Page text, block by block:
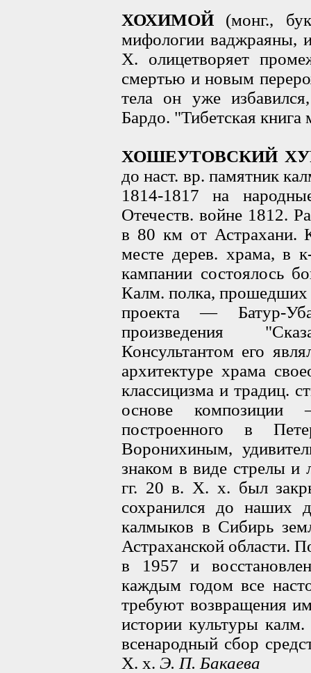
ХОХИМОЙ (монг.,
мифологии ваджраяны,
X. олицетворяет
смертью и новым
тела он уже
Бардо. "Тибетская
ХОШЕУТОВСКИЙ
до наст. вр. памятник
1814-1817 на
Отечеств. войне 1812.
в 80 км от Астрахани.
месте дерев. храма, в
кампании состоялось
Калм. полка, прошедших
проекта — Батур-
произведения
Консультантом его
архитектуре храма
классицизма и традиц.
основе композиции
построенного в
Воронихиным,
знаком в виде стрелы и
гг. 20 в. X. х. был
сохранился до наших
калмыков в Сибирь
Астраханской области.
в 1957 и
каждым годом все
требуют возвращения
истории культуры
всенародный сбор
X. х. Э. П. Бакаева